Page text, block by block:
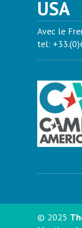
USA
Avec le
tel:
© 2025